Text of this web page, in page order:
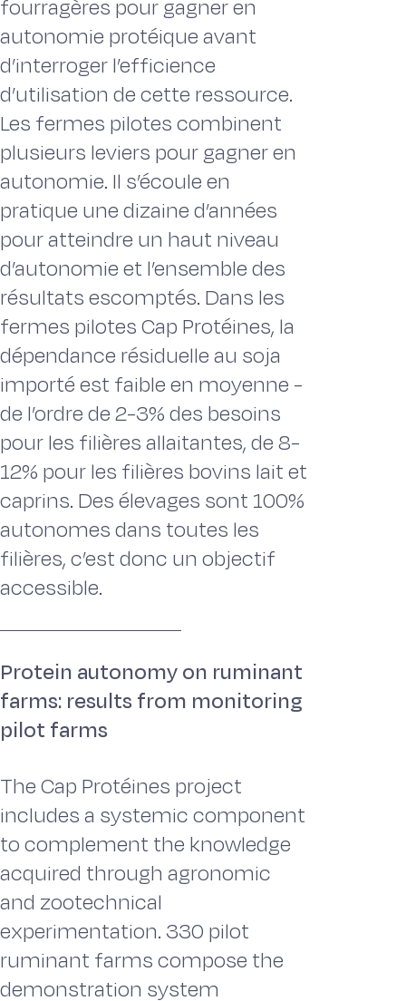
fourragères pour gagner en
autonomie protéique avant
d’interroger l’efficience
d’utilisation de cette ressource.
Les fermes pilotes combinent
plusieurs leviers pour gagner en
autonomie. Il s’écoule en
pratique une dizaine d’années
pour atteindre un haut niveau
d’autonomie et l’ensemble des
résultats escomptés. Dans les
fermes pilotes Cap Protéines, la
dépendance résiduelle au soja
importé est faible en moyenne -
de l’ordre de 2-3% des besoins
pour les filières allaitantes, de 8-
12% pour les filières bovins lait et
caprins. Des élevages sont 100%
autonomes dans toutes les
filières, c’est donc un objectif
accessible.
Protein autonomy on ruminant
farms: results from monitoring
pilot farms
The Cap Protéines project
includes a systemic component
to complement the knowledge
acquired through agronomic
and zootechnical
experimentation. 330 pilot
ruminant farms compose the
demonstration system